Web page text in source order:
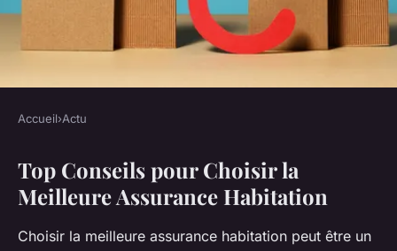
Top conseils pour choisir la
meilleure assurance
habitation
Accueil›Actu
Top Conseils pour Choisir la
Meilleure Assurance Habitation
Choisir la meilleure assurance habitation peut être un